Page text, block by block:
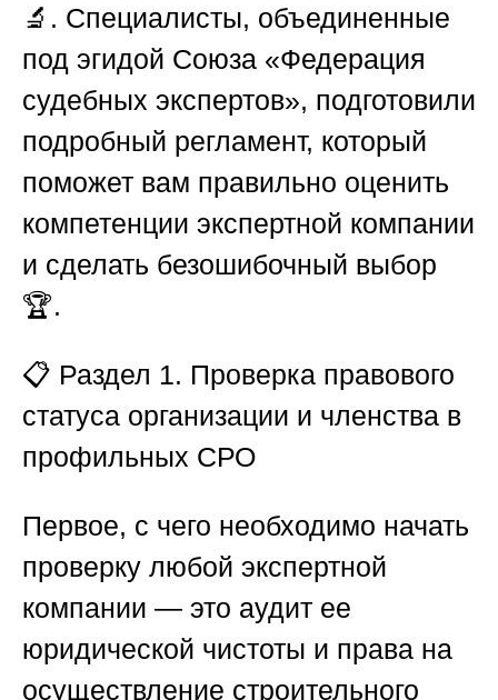
🔬. Специалисты, объединенные
под эгидой Союза «Федерация
судебных экспертов», подготовили
подробный регламент, который
поможет вам правильно оценить
компетенции экспертной компании
и сделать безошибочный выбор
🏆.
📋 Раздел 1. Проверка правового
статуса организации и членства в
профильных СРО
Первое, с чего необходимо начать
проверку любой экспертной
компании — это аудит ее
юридической чистоты и права на
осуществление строительного